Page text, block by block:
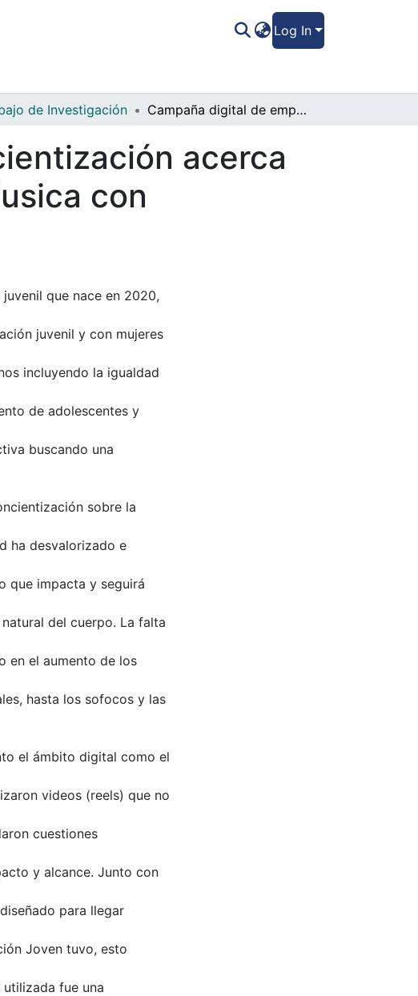
Log In
de Investigación Campaña digital de empresa de concientización acerca de la educación menstrual y menopáusica con perspectiva de género
acerca
con
que nace en 2020,
juvenil y con mujeres
incluyendo la igualdad
de adolescentes y
buscando una
sobre la
ha desvalorizado e
que impacta y seguirá
del cuerpo. La falta
en el aumento de los
hasta los sofocos y las
el ámbito digital como el
videos (reels) que no
cuestiones
y alcance. Junto con
para llegar
Joven tuvo, esto
fue una